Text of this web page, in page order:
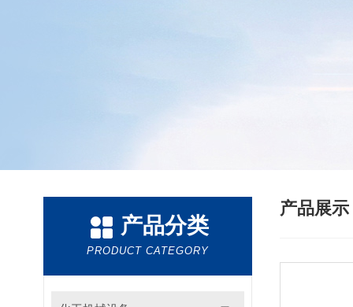
产品分类
PRODUCT CATEGORY
产品展示